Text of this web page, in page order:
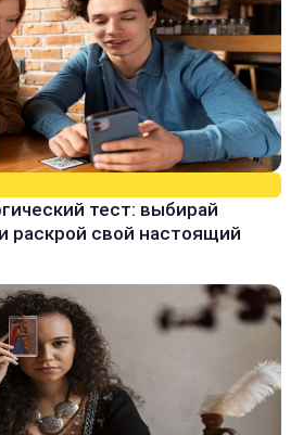
тест: выбирай
раскрой свой настоящий